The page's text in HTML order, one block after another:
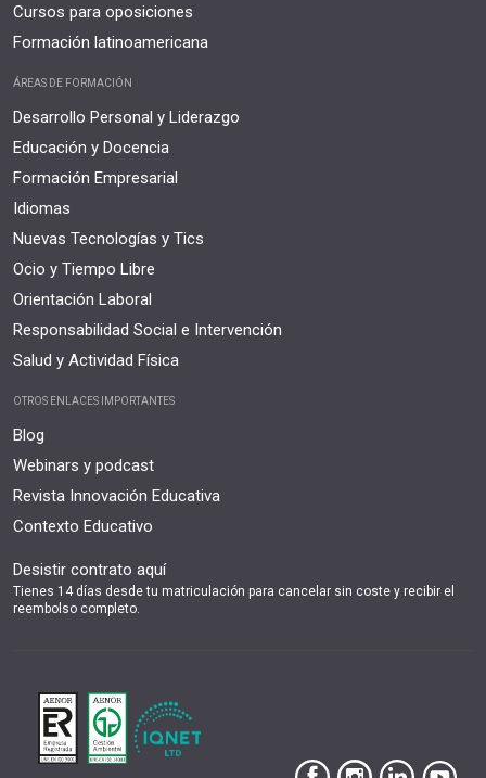
Cursos para oposiciones
Formación latinoamericana
ÁREAS DE FORMACIÓN
Desarrollo Personal y Liderazgo
Educación y Docencia
Formación Empresarial
Idiomas
Nuevas Tecnologías y Tics
Ocio y Tiempo Libre
Orientación Laboral
Responsabilidad Social e Intervención
Salud y Actividad Física
OTROS ENLACES IMPORTANTES
Blog
Webinars y podcast
Revista Innovación Educativa
Contexto Educativo
Desistir contrato aquí
Tienes 14 días desde tu matriculación para cancelar sin coste y recibir el
reembolso completo.